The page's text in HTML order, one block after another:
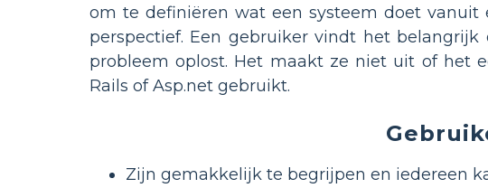
om te definiëren wat een systeem doet vanuit
perspectief. Een gebruiker vindt het
probleem oplost. Het maakt ze niet uit of het
Rails of Asp.net gebruikt.
Zijn gemakkelijk te begrijpen en iedereen